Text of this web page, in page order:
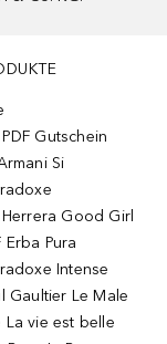
Gutschein
Si
Good Girl
Erba Pura
Intense
Gaultier Le Male
La vie est belle